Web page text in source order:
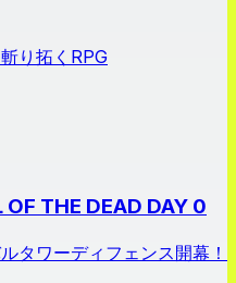
り拓くRPG
THE DEAD DAY 0
タワーディフェンス開幕！